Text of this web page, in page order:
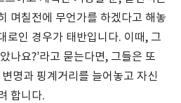
며칠전에 무언가를 하겠다고 해놓
로인 경우가 태반입니다. 이때, 그
나요?’라고 묻는다면, 그들은 또
명과 핑계거리를 늘어놓고 자신
합니다.